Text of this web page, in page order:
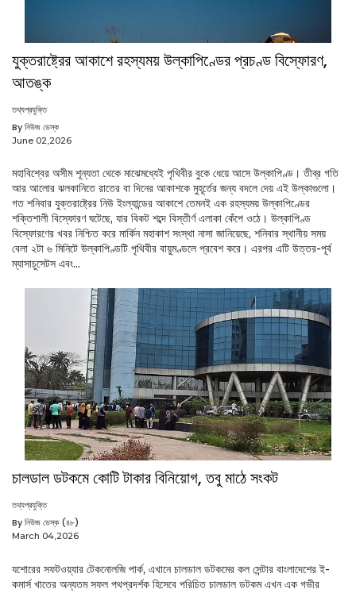
যুক্তরাষ্ট্রের আকাশে রহস্যময় উল্কাপিণ্ডের প্রচণ্ড বিস্ফোরণ,
আতঙ্ক
তথ্যপ্রযুক্তি
By নিউজ ডেস্ক
June 02,2026
মহাবিশ্বের অসীম শূন্যতা থেকে মাঝেমধ্যেই পৃথিবীর বুকে ধেয়ে আসে উল্কাপিণ্ড। তীব্র গতি
আর আলোর ঝলকানিতে রাতের বা দিনের আকাশকে মুহূর্তের জন্য বদলে দেয় এই উল্কাগুলো।
গত শনিবার যুক্তরাষ্ট্রের নিউ ইংল্যান্ডের আকাশে তেমনই এক রহস্যময় উল্কাপিণ্ডের
শক্তিশালী বিস্ফোরণ ঘটেছে, যার বিকট শব্দে বিস্তীর্ণ এলাকা কেঁপে ওঠে। উল্কাপিণ্ড
বিস্ফোরণের খবর নিশ্চিত করে মার্কিন মহাকাশ সংস্থা নাসা জানিয়েছে, শনিবার স্থানীয় সময়
বেলা ২টা ৬ মিনিটে উল্কাপিণ্ডটি পৃথিবীর বায়ুমণ্ডলে প্রবেশ করে। এরপর এটি উত্তর-পূর্ব
ম্যাসাচুসেটস এবং...
চালডাল ডটকমে কোটি টাকার বিনিয়োগ, তবু মাঠে সংকট
তথ্যপ্রযুক্তি
By নিউজ ডেস্ক (৪৮)
March 04,2026
যশোরের সফটওয়্যার টেকনোলজি পার্ক, এখানে চালডাল ডটকমের কল সেন্টার বাংলাদেশের ই-
কমার্স খাতের অন্যতম সফল পথপ্রদর্শক হিসেবে পরিচিত চালডাল ডটকম এখন এক গভীর